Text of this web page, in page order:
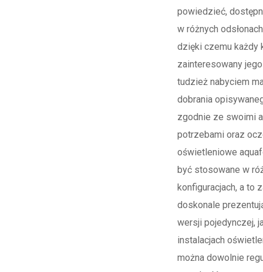
powiedzieć,
w różnych
dzięki czemu każdy
zainteresowany
tudzież nabyciem
dobrania
zgodnie ze swoimi
potrzebami oraz
oświetleniowe
być stosowane w
konfiguracjach, a to
doskonale
wersji pojedynczej,
instalacjach
można dowolnie